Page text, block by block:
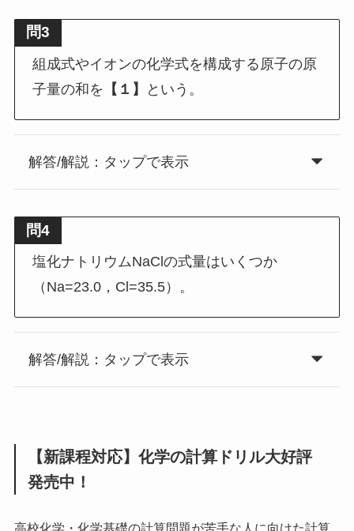
問3
組成式やイオンの化学式を構成する原子の原
子量の和を
【１】 という。
解答/解説：タップで表示
問4
塩化ナトリウムNaClの式量はいくつか
（Na=23.0，Cl=35.5）。
解答/解説：タップで表示
【新課程対応】化学の計算ドリル大好評
発売中！
高校化学・化学基礎の計算問題が苦手な人に向けた計算